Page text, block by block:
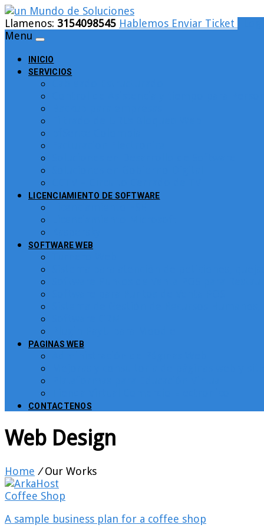
Llamenos: 3154098545 Hablemos Enviar Ticket
Menu
INICIO
SERVICIOS
LICENCIAMIENTO DE SOFTWARE
SOFTWARE WEB
PAGINAS WEB
CONTACTENOS
Web Design
Home /Our Works
Coffee Shop
A sample business plan for a coffee shop